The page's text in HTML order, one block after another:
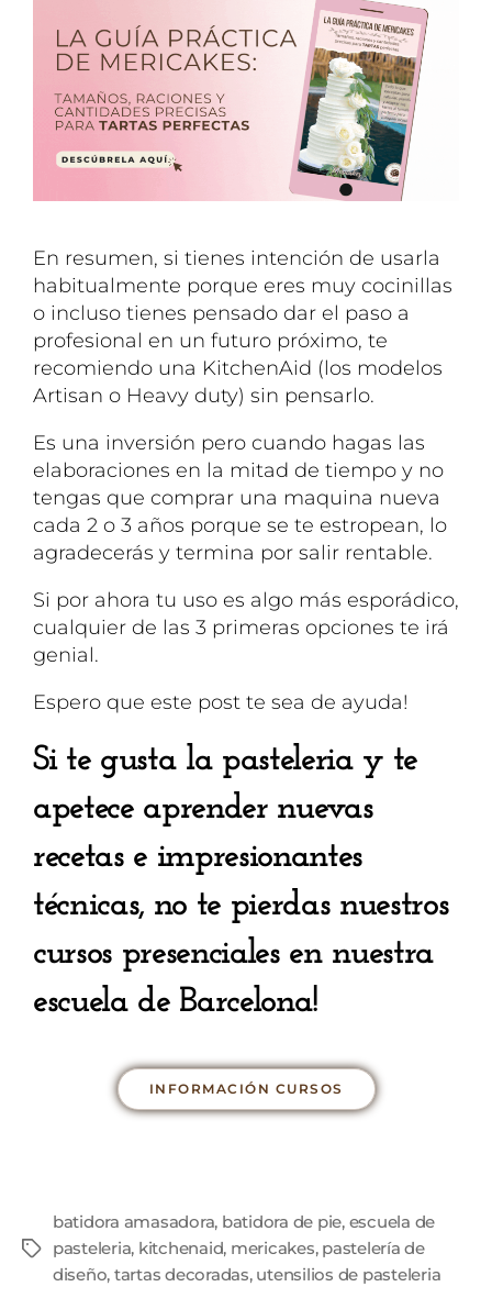
En resumen, si tienes intención de usarla
habitualmente porque eres muy cocinillas
o incluso tienes pensado dar el paso a
profesional en un futuro próximo, te
recomiendo una KitchenAid (los modelos
Artisan o Heavy duty) sin pensarlo.
Es una inversión pero cuando hagas las
elaboraciones en la mitad de tiempo y no
tengas que comprar una maquina nueva
cada 2 o 3 años porque se te estropean, lo
agradecerás y termina por salir rentable.
Si por ahora tu uso es algo más esporádico,
cualquier de las 3 primeras opciones te irá
genial.
Espero que este post te sea de ayuda!
Si te gusta la pasteleria y te
apetece aprender nuevas
recetas e impresionantes
técnicas, no te pierdas nuestros
cursos presenciales en nuestra
escuela de Barcelona!
INFORMACIÓN CURSOS
batidora amasadora, batidora de pie, escuela de
pasteleria, kitchenaid, mericakes, pastelería de
diseño, tartas decoradas, utensilios de pasteleria